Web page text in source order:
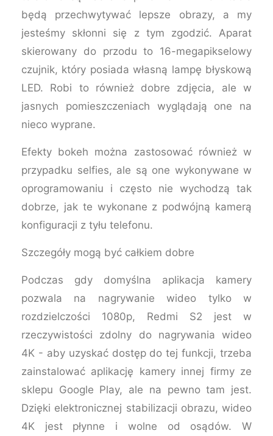
będą przechwytywać lepsze obrazy, a my
jesteśmy skłonni się z tym zgodzić. Aparat
skierowany do przodu to 16-megapikselowy
czujnik, który posiada własną lampę błyskową
LED. Robi to również dobre zdjęcia, ale w
jasnych pomieszczeniach wyglądają one na
nieco wyprane.
Efekty bokeh można zastosować również w
przypadku selfies, ale są one wykonywane w
oprogramowaniu i często nie wychodzą tak
dobrze, jak te wykonane z podwójną kamerą
konfiguracji z tyłu telefonu.
Szczegóły mogą być całkiem dobre
Podczas gdy domyślna aplikacja kamery
pozwala na nagrywanie wideo tylko w
rozdzielczości 1080p, Redmi S2 jest w
rzeczywistości zdolny do nagrywania wideo
4K - aby uzyskać dostęp do tej funkcji, trzeba
zainstalować aplikację kamery innej firmy ze
sklepu Google Play, ale na pewno tam jest.
Dzięki elektronicznej stabilizacji obrazu, wideo
4K jest płynne i wolne od osądów. W